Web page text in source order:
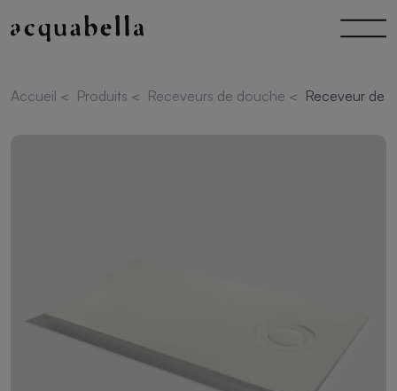
Accueil < Produits < Receveurs de douche < Receveur de